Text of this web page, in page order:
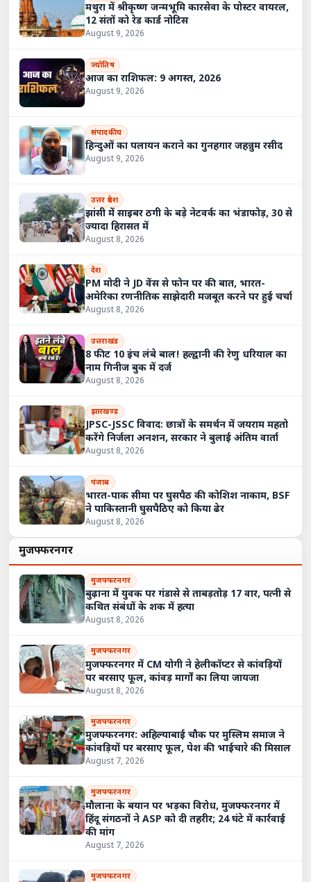
मथुरा में श्रीकृष्ण जन्मभूमि कारसेवा के पोस्टर वायरल,
12 संतों को रेड कार्ड नोटिस
August 9, 2026
ज्योतिष
आज का राशिफल: 9 अगस्त, 2026
August 9, 2026
संपादकीय
हिन्दुओं का पलायन कराने का गुनहगार जहन्नुम रसीद
August 9, 2026
उत्तर प्रदेश
झांसी में साइबर ठगी के बड़े नेटवर्क का भंडाफोड़, 30 से
ज्यादा हिरासत में
August 8, 2026
देश
PM मोदी ने JD वेंस से फोन पर की बात, भारत-
अमेरिका रणनीतिक साझेदारी मजबूत करने पर हुई चर्चा
August 8, 2026
उत्तराखंड
8 फीट 10 इंच लंबे बाल! हल्द्वानी की रेणु धरियाल का
नाम गिनीज बुक में दर्ज
August 8, 2026
झारखण्ड
JPSC-JSSC विवाद: छात्रों के समर्थन में जयराम महतो
करेंगे निर्जला अनशन, सरकार ने बुलाई अंतिम वार्ता
August 8, 2026
पंजाब
भारत-पाक सीमा पर घुसपैठ की कोशिश नाकाम, BSF
ने पाकिस्तानी घुसपैठिए को किया ढेर
August 8, 2026
मुजफ्फरनगर
मुजफ्फरनगर
बुढ़ाना में युवक पर गंडासे से ताबड़तोड़ 17 वार, पत्नी से
कथित संबंधों के शक में हत्या
August 8, 2026
मुजफ्फरनगर
मुजफ्फरनगर में CM योगी ने हेलीकॉप्टर से कांवड़ियों
पर बरसाए फूल, कांवड़ मार्गों का लिया जायजा
August 8, 2026
मुजफ्फरनगर
मुजफ्फरनगर: अहिल्याबाई चौक पर मुस्लिम समाज ने
कांवड़ियों पर बरसाए फूल, पेश की भाईचारे की मिसाल
August 7, 2026
मुजफ्फरनगर
मौलाना के बयान पर भड़का विरोध, मुजफ्फरनगर में
हिंदू संगठनों ने ASP को दी तहरीर; 24 घंटे में कार्रवाई
की मांग
August 7, 2026
मुजफ्फरनगर